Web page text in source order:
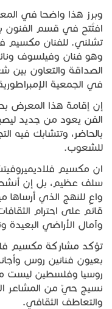
وبرز هذا واضحا في
افتُتح في قسم الفنون
تشلني. للفنان مكسيم
وهو فنان وفيلسوف
الصداقة والتعاون
في الجمعية
إن إقامة هذا المعرض
الفن يعود من جديد
بالحاضر، وتتشابك فيه
للشعوب.
ان مكسيم
سلف عظيم، بل إن
واعٍ للنهج الذي أرساها
قائم على احترام
وآمال الأراضي
تؤكد مشاركة مكسيم
بعيون فنانين روس
روسيا وفلسطين ليست
نسيج حيّ من المشاعر
والتعاطف الثقافي.